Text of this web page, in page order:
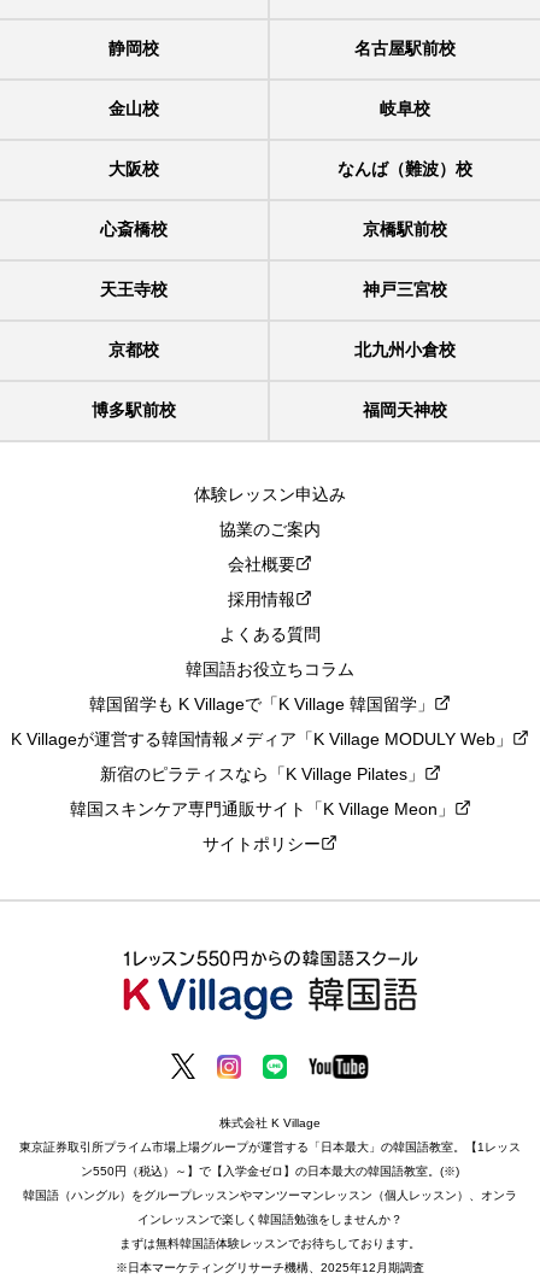
静岡校 名古屋駅前校
金山校 岐阜校
大阪校 なんば（難波）校
心斎橋校 京橋駅前校
天王寺校 神戸三宮校
京都校 北九州小倉校
博多駅前校 福岡天神校
体験レッスン申込み
協業のご案内
会社概要
採用情報
よくある質問
韓国語お役立ちコラム
韓国留学も K Villageで「K Village 韓国留学」
K Villageが運営する韓国情報メディア「K Village MODULY Web」
新宿のピラティスなら「K Village Pilates」
韓国スキンケア専門通販サイト「K Village Meon」
サイトポリシー
株式会社 K Village
東京証券取引所プライム市場上場グループが運営する「日本最大」の韓国語教室。【1レッス
ン550円（税込）～】で【入学金ゼロ】の日本最大の韓国語教室。(※)
韓国語（ハングル）をグループレッスンやマンツーマンレッスン（個人レッスン）、オンラ
インレッスンで楽しく韓国語勉強をしませんか？
まずは無料韓国語体験レッスンでお待ちしております。
※日本マーケティングリサーチ機構、2025年12月期調査